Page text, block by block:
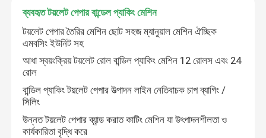
আমাদের সম্বন্ধে
কারখানা পরিদর্শন
গুণমান নিয়ন্ত্রণ
ব্যবহৃত টয়লেট পেপার বান্ডেল প্যাকিং মেশিন
টয়লেট পেপার তৈরির মেশিন ছোট সহজ ম্যানুয়াল মেশিন ঐচ্ছিক
এমবসিং ইউনিট সহ
আধা স্বয়ংক্রিয় টয়লেট রোল বান্ডিল প্যাকিং মেশিন 12 রোলস এবং 24
রোল
বান্ডিল প্যাকিং টয়লেট পেপার উত্পাদন লাইন নেতিবাচক চাপ ব্যাগিং /
সিলিং
উন্নত টয়লেট পেপার ব্যান্ড করাত কাটিং মেশিন যা উৎপাদনশীলতা ও
কার্যকারিতা বৃদ্ধি করে